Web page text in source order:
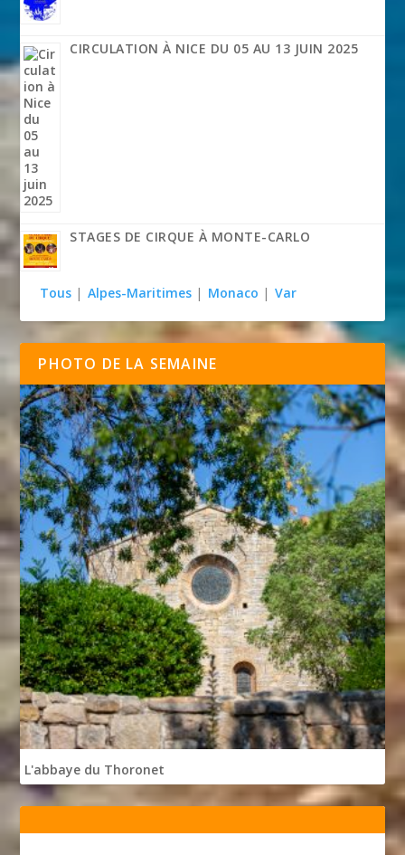
CIRCULATION À NICE DU 05 AU 13 JUIN 2025
STAGES DE CIRQUE À MONTE-CARLO
Tous | Alpes-Maritimes | Monaco | Var
PHOTO DE LA SEMAINE
L'abbaye du Thoronet